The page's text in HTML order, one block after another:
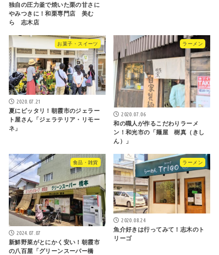
独自の圧力釜で焼いた栗の甘さに
やみつきに！和栗専門店 美む
ら 志木店
お菓子・スイーツ
2020.07.21
夏にピッタリ！朝霞市のジェラー
ト屋さん「ジェラテリア・リモー
ネ」
ラーメン
2020.07.06
和の職人が作るこだわりラーメ
ン！和光市の「麺屋 樹真（きし
ん）」
食品・雑貨
2024.07.07
新鮮野菜がとにかく安い！朝霞市
の八百屋「グリーンスーパー橋
ラーメン
2020.08.24
魚介好きは行ってみて！志木のト
リーゴ